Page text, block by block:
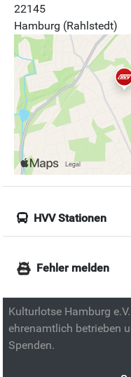
22145
Hamburg (Rahlstedt)
HVV Stationen
Fehler melden
Kulturlotse Hamburg
ehrenamtlich betrieben
Spenden.